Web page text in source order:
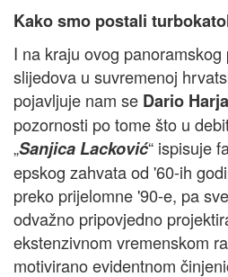
Kako smo postali
I na kraju ovog
slijedova u suvremenoj
pojavljuje nam se Dario
pozornosti po tome što u
„Sanjica Lacković“ ispisuje
epskog zahvata od '60-ih
preko prijelomne '90-e, pa
odvažno pripovjedno
ekstenzivnom vremenskom
motivirano evidentnom